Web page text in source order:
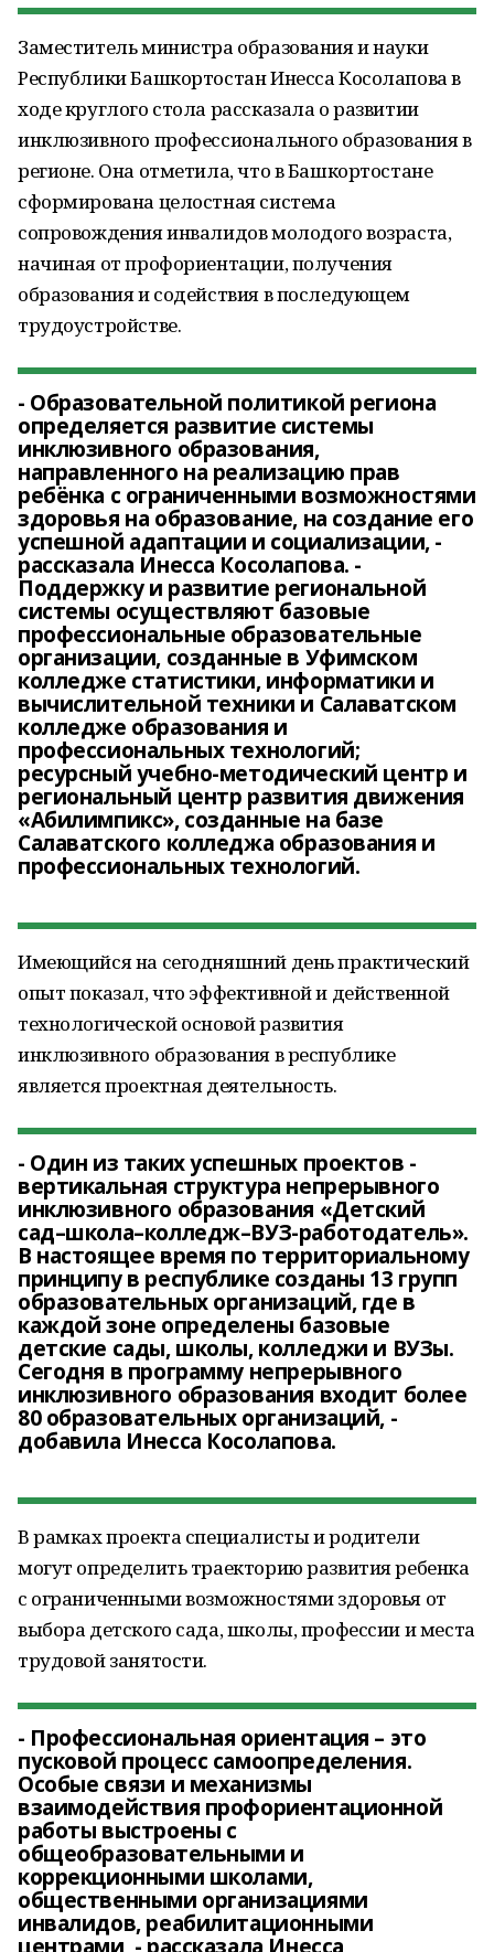
Заместитель министра образования и науки
Республики Башкортостан Инесса Косолапова в
ходе круглого стола рассказала о развитии
инклюзивного профессионального образования в
регионе. Она отметила, что в Башкортостане
сформирована целостная система
сопровождения инвалидов молодого возраста,
начиная от профориентации, получения
образования и содействия в последующем
трудоустройстве.
- Образовательной политикой региона
определяется развитие системы
инклюзивного образования,
направленного на реализацию прав
ребёнка с ограниченными возможностями
здоровья на образование, на создание его
успешной адаптации и социализации, -
рассказала Инесса Косолапова. -
Поддержку и развитие региональной
системы осуществляют базовые
профессиональные образовательные
организации, созданные в Уфимском
колледже статистики, информатики и
вычислительной техники и Салаватском
колледже образования и
профессиональных технологий;
ресурсный учебно-методический центр и
региональный центр развития движения
«Абилимпикс», созданные на базе
Салаватского колледжа образования и
профессиональных технологий.
Имеющийся на сегодняшний день практический
опыт показал, что эффективной и действенной
технологической основой развития
инклюзивного образования в республике
является проектная деятельность.
- Один из таких успешных проектов -
вертикальная структура непрерывного
инклюзивного образования «Детский
сад–школа–колледж–ВУЗ-работодатель».
В настоящее время по территориальному
принципу в республике созданы 13 групп
образовательных организаций, где в
каждой зоне определены базовые
детские сады, школы, колледжи и ВУЗы.
Сегодня в программу непрерывного
инклюзивного образования входит более
80 образовательных организаций, -
добавила Инесса Косолапова.
В рамках проекта специалисты и родители
могут определить траекторию развития ребенка
с ограниченными возможностями здоровья от
выбора детского сада, школы, профессии и места
трудовой занятости.
- Профессиональная ориентация – это
пусковой процесс самоопределения.
Особые связи и механизмы
взаимодействия профориентационной
работы выстроены с
общеобразовательными и
коррекционными школами,
общественными организациями
инвалидов, реабилитационными